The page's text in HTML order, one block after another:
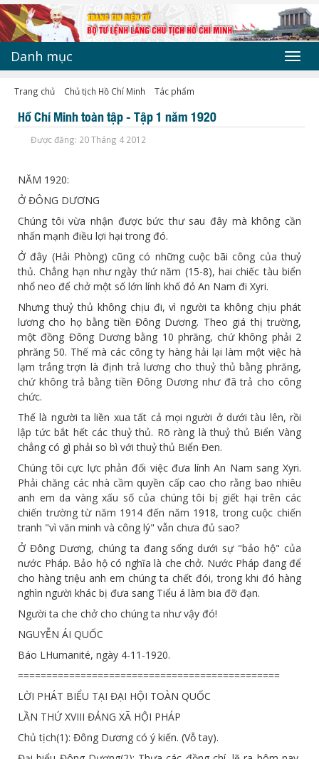
Danh mục
Trang chủ Chủ tịch Hồ Chí Minh Tác phẩm
Hồ Chí Minh toàn tập - Tập 1 năm 1920
Được đăng: 20 Tháng 4 2012
NĂM 1920:
Ở ĐÔNG DƯƠNG
Chúng tôi vừa nhận được bức thư sau đây mà không cần
nhấn mạnh điều lợi hại trong đó.
Ở đây (Hải Phòng) cũng có những cuộc bãi công của thuỷ
thủ. Chẳng hạn như ngày thứ năm (15-8), hai chiếc tàu biển
nhổ neo để chở một số lớn lính khố đỏ An Nam đi Xyri.
Nhưng thuỷ thủ không chịu đi, vì người ta không chịu phát
lương cho họ bằng tiền Đông Dương. Theo giá thị trường,
một đồng Đông Dương bằng 10 phrăng, chứ không phải 2
phrăng 50. Thế mà các công ty hàng hải lại làm một việc hà
lạm trắng trợn là định trả lương cho thuỷ thủ bằng phrăng,
chứ không trả bằng tiền Đông Dương như đã trả cho công
chức.
Thế là người ta liền xua tất cả mọi người ở dưới tàu lên, rồi
lập tức bắt hết các thuỷ thủ. Rõ ràng là thuỷ thủ Biển Vàng
chẳng có gì phải so bì với thuỷ thủ Biển Đen.
Chúng tôi cực lực phản đối việc đưa lính An Nam sang Xyri.
Phải chăng các nhà cầm quyền cấp cao cho rằng bao nhiêu
anh em da vàng xấu số của chúng tôi bị giết hại trên các
chiến trường từ năm 1914 đến năm 1918, trong cuộc chiến
tranh "vì văn minh và công lý" vẫn chưa đủ sao?
Ở Đông Dương, chúng ta đang sống dưới sự "bảo hộ" của
nước Pháp. Bảo hộ có nghĩa là che chở. Nước Pháp đang để
cho hàng triệu anh em chúng ta chết đói, trong khi đó hàng
nghìn người khác bị đưa sang Tiểu á làm bia đỡ đạn.
Người ta che chở cho chúng ta như vậy đó!
NGUYỄN ÁI QUỐC
Báo LHumanité, ngày 4-11-1920.
==============================================
LỜI PHÁT BIỂU TẠI ĐẠI HỘI TOÀN QUỐC
LẦN THỨ XVIII ĐẢNG XÃ HỘI PHÁP
Chủ tịch(1): Đông Dương có ý kiến. (Vỗ tay).